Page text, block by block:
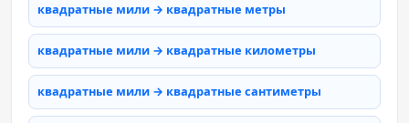
квадратные мили → квадратные метры
квадратные мили → квадратные километры
квадратные мили → квадратные сантиметры